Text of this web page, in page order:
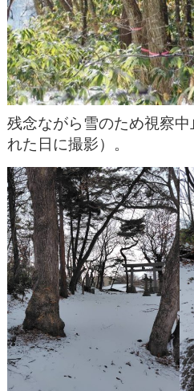
残念ながら雪のため視察
れた日に撮影）。